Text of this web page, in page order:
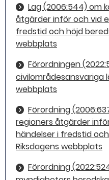
Lag (2006:544) om
åtgärder inför och vid
fredstid och höjd
webbplats
Förordningen
civilområdesansvariga
webbplats
Förordning
regioners åtgärder
händelser i fredstid
Riksdagens webbplats
Förordning